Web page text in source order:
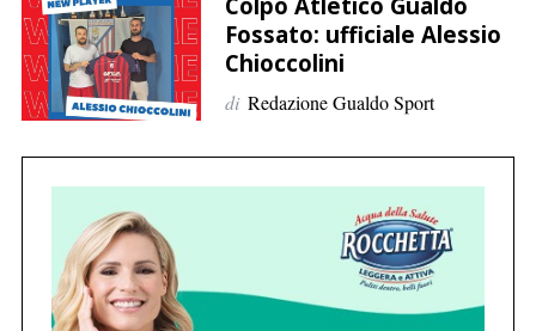
e
r
:
Fossato: ufficiale Alessio
Chioccolini
di Redazione Gualdo Sport